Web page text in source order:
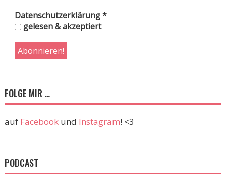
Datenschutzerklärung*
gelesen & akzeptiert
FOLGE MIR …
auf Facebookund Instagram! <3
PODCAST